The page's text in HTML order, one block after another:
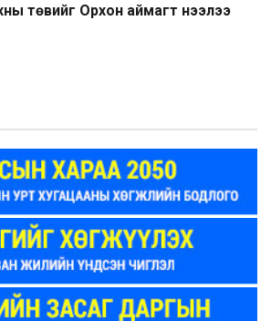
төвийг Орхон аймагт нээлээ